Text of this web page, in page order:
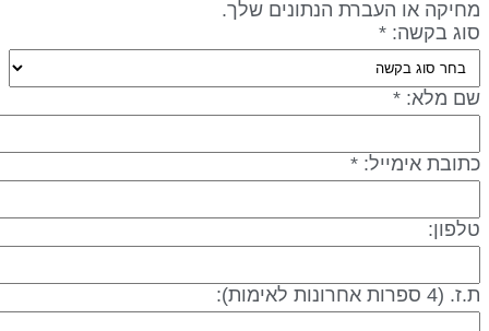
או העברת הנתונים שלך.
בקשה: *
מלא: *
אימייל: *
ספרות אחרונות לאימות):